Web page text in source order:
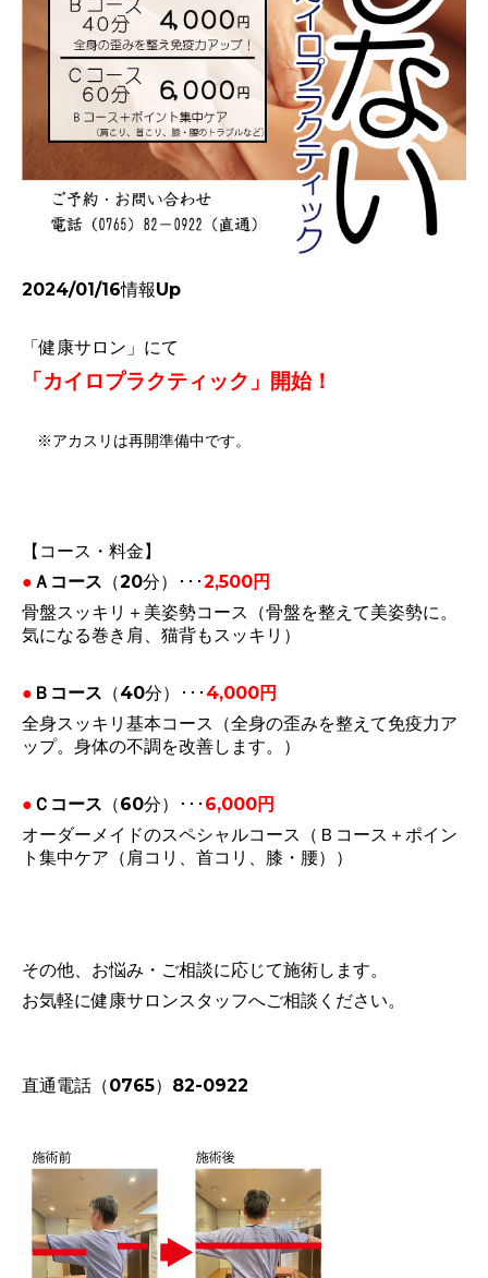
2024/01/16情報Up
「健康サロン」にて
「カイロプラクティック」開始！
※アカスリは再開準備中です。
【コース・料金】
● Ａコース （20分）･･･2,500円
骨盤スッキリ＋美姿勢コース（骨盤を整えて美姿勢に。
気になる巻き肩、猫背もスッキリ）
● Ｂコース （40分）･･･ 4,000円
全身スッキリ基本コース（全身の歪みを整えて免疫力ア
ップ。身体の不調を改善します。）
● Ｃコース （60分）･･･ 6,000円
オーダーメイドのスペシャルコース（Ｂコース＋ポイン
ト集中ケア（肩コリ、首コリ、膝・腰））
その他、お悩み・ご相談に応じて施術します。
お気軽に健康サロンスタッフへご相談ください。
直通電話（0765）82-0922